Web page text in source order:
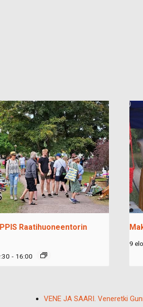
Raatihuoneentorin
- 16:00
9
VENE JA SAARI. Veneretki